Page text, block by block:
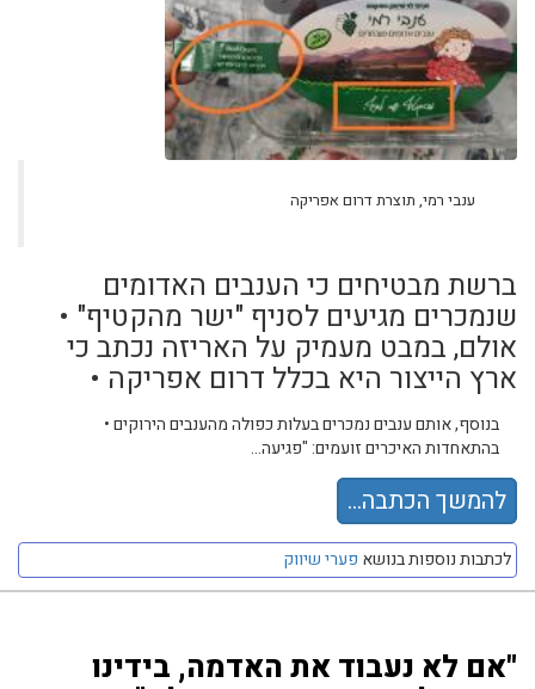
ענבי רמי, תוצרת דרום אפריקה
ברשת מבטיחים כי הענבים האדומים
שנמכרים מגיעים לסניף "ישר מהקטיף" •
אולם, במבט מעמיק על האריזה נכתב כי
ארץ הייצור היא בכלל דרום אפריקה •
בנוסף, אותם ענבים נמכרים בעלות כפולה מהענבים הירוקים •
בהתאחדות האיכרים זועמים: "פגיעה...
להמשך הכתבה...
לכתבות נוספות בנושא פערי שיווק
"אם לא נעבוד את האדמה, בידינו